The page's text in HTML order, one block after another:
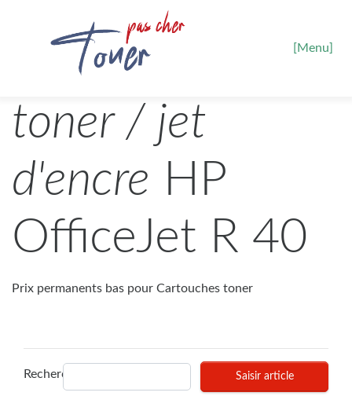
[Menu]
toner / jet
d'encre HP
OfficeJet R 40
Prix permanents bas pour Cartouches toner
Recherches Saisir article